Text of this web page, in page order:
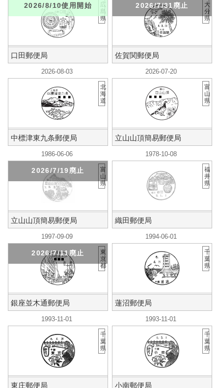
口田郵便局
2026/8/10使用開始
広
島
県
佐賀関郵便局
2026/7/31廃止
大
分
県
2026-08-03
中標津東九条郵便局
北
海
道
2026-07-20
立山山頂簡易郵便局
富
山
県
1986-06-06
立山山頂簡易郵便局
2026/7/19廃止
富
山
県
1978-10-08
織田郵便局
福
井
県
1997-09-09
銀座並木通郵便局
2026/7/11廃止
東
京
都
1994-06-01
蓮沼郵便局
千
葉
県
1993-11-01
東庄郵便局
千
葉
県
1993-11-01
小南郵便局
千
葉
県